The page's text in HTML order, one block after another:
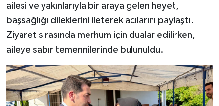
ailesi ve yakınlarıyla bir araya gelen heyet,
başsağlığı dileklerini ileterek acılarını paylaştı.
Ziyaret sırasında merhum için dualar edilirken,
aileye sabır temennilerinde bulunuldu.